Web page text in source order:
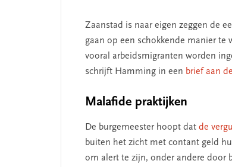
Zaanstad is naar eigen zeggen de
gaan op een schokkende manier te
vooral arbeidsmigranten worden
schrijft Hamming in een brief aan
Malafide praktijken
De burgemeester hoopt dat de
buiten het zicht met contant geld
om alert te zijn, onder andere door